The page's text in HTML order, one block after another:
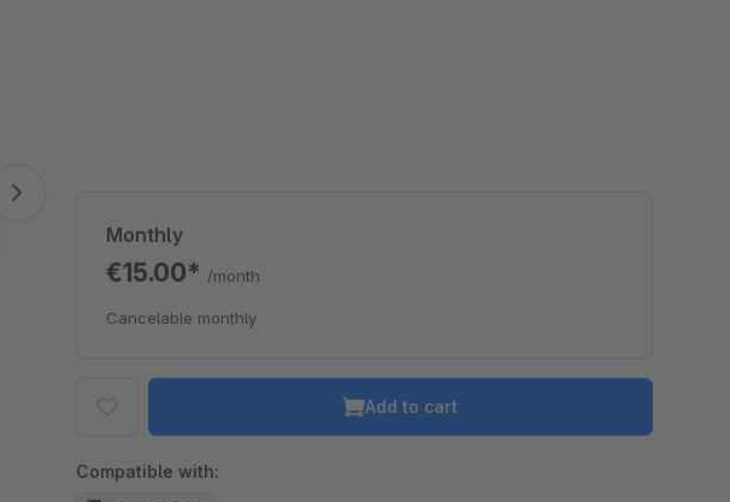
Monthly
€15.00* /month
Cancelable monthly
Add to cart
Compatible with: